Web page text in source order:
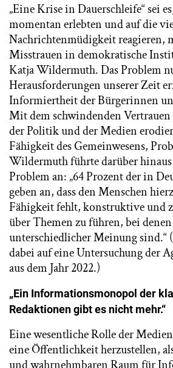
„Eine Krise in Dauerschleife“ sei
momentan erlebten und auf die
Nachrichtenmüdigkeit reagieren,
Misstrauen in demokratische
Katja Wildermuth. Das Problem
Herausforderungen unserer Zeit
Informiertheit der Bürgerinnen
Mit dem schwindenden
der Politik und der Medien
Fähigkeit des Gemeinwesens,
Wildermuth führte darüber
Problem an: „64 Prozent der in
geben an, dass den Menschen
Fähigkeit fehlt, konstruktive und
über Themen zu führen, bei
unterschiedlicher Meinung sind.“
dabei auf eine Untersuchung der
aus dem Jahr 2022.)
„Ein Informationsmonopol der
Redaktionen gibt es nicht mehr.“
Eine wesentliche Rolle der
eine Öffentlichkeit herzustellen,
und wahrnehmbaren Raum für